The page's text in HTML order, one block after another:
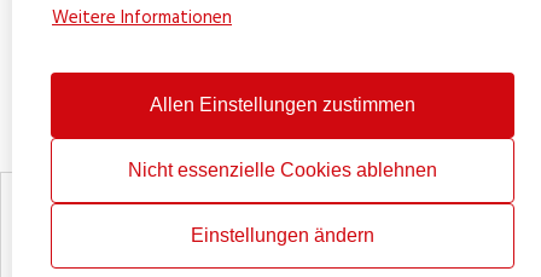
Zertifizierungen
Arbeitet bei
Erklärung zum Datenschutz
Mehr über unsere Hebehilfen
beispielsweise Ihre bevorzugten Einstellungen gespeichert
Surfverhalten verfolgen, damit wir maßgeschneiderte
Inhalte und Werbung anbieten können. Bei Ihrem ersten
Besuch auf unserer Website haben wir Sie bereits über
sie zu platzieren. Sie können Cookies deaktivieren, indem
Sie Ihren Internetbrowser so einstellen, dass er keine
Cookies mehr speichert. Darüber hinaus können Sie auch
Weitere Informationen
Allen Einstellungen zustimmen
Nicht essenzielle Cookies ablehnen
Einstellungen ändern